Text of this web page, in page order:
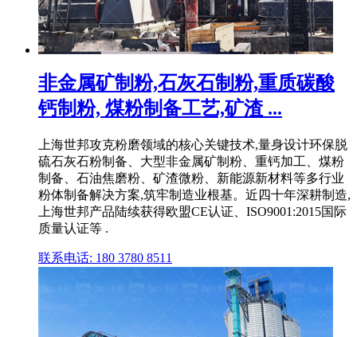
非金属矿制粉,石灰石制粉,重质碳酸
钙制粉, 煤粉制备工艺,矿渣 ...
上海世邦攻克粉磨领域的核心关键技术,量身设计环保脱
硫石灰石粉制备、大型非金属矿制粉、重钙加工、煤粉
制备、石油焦磨粉、矿渣微粉、新能源新材料等多行业
粉体制备解决方案,筑牢制造业根基。近四十年深耕制造,
上海世邦产品陆续获得欧盟CE认证、ISO9001:2015国际
质量认证等 .
联系电话: 180 3780 8511